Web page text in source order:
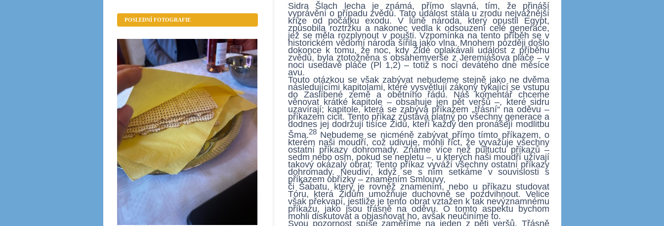
Sidra Šlach lecha je známá, přímo slavná, tím, že přináší
vyprávění o případu zvědů. Tato událost stála u zrodu nejvážnější
krize od počátku exodu. V lůně národa, který opustil Egypt,
způsobila roztržku a nakonec vedla k odsouzení celé generace,
jež se měla rozplynout v poušti. Vzpomínka na tento příběh se v
historickém vědomí národa šířila jako vlna. Mnohem později došlo
dokonce k tomu, že noc, kdy Židé oplakávali událost z příběhu
zvědů, byla ztotožněna s obsahemverše z Jeremiášova pláče – v
noci usedavě pláče (Pl 1,2) – totiž s nocí devátého dne měsíce
avu.
Touto otázkou se však zabývat nebudeme stejně jako ne dvěma
následujícími kapitolami, které vysvětlují zákony týkající se vstupu
do Zaslíbené země a obětního řádu. Náš komentář chceme
věnovat krátké kapitole – obsahuje jen pět veršů –, které sidru
uzavírají; kapitole, která se zabývá příkazem „třásní“ na oděvu –
příkazem cicit. Tento příkaz zůstává platný po všechny generace a
dodnes jej dodržují tisíce Židů, kteří každý den pronášejí modlitbu
Šma.28Nebudeme se nicméně zabývat přímo tímto příkazem, o
kterém naši moudří, což udivuje, mohli říct, že vyvažuje všechny
ostatní příkazy dohromady. Známe více než půltuctu příkazů –
sedm nebo osm, pokud se nepletu –, u kterých naši moudří užívají
takový okázalý obrat: Tento příkaz vyváží všechny ostatní příkazy
dohromady. Neudiví, když se s ním setkáme v souvislosti s
příkazem obřízky – znamením Smlouvy,
či Šabatu, který je rovněž znamením, nebo u příkazu studovat
Tóru, která Židům umožňuje duchovně se pozdvihnout. Velice
však překvapí, jestliže je tento obrat vztažen k tak nevýznamnému
příkazu, jako jsou třásně na oděvu. O tomto aspektu bychom
mohli diskutovat a objasňovat ho, avšak neučiníme to.
Svou pozornost spíše zaměříme na jeden z pěti veršů. Třásně
POSLEDNÍ FOTOGRAFIE